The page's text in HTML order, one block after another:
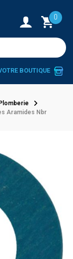
0
BOUTIQUE
Aramides Nbr